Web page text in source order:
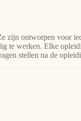
ontworpen voor
te werken. Elke
stellen na de